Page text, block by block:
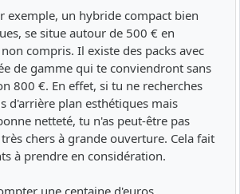
exemple, un hybride compact bien
se situe autour de 500 € en
compris. Il existe des packs avec
de gamme qui te conviendront sans
800 €. En effet, si tu ne recherches
d'arrière plan esthétiques mais
netteté, tu n'as peut-être pas
chers à grande ouverture. Cela fait
à prendre en considération.